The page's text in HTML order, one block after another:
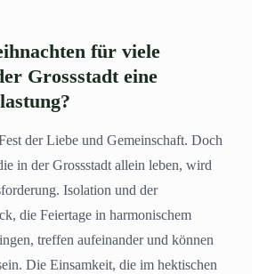
für viele
Grossstadt eine
der Liebe und Gemeinschaft. Doch
in der Grossstadt allein leben, wird
Isolation und der
die Feiertage in harmonischem
treffen aufeinander und können
Die Einsamkeit, die im hektischen